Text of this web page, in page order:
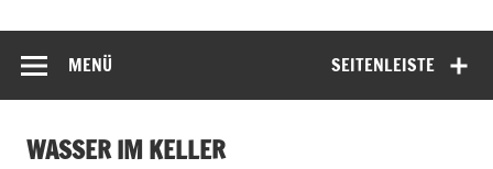
SEITENLEISTE
MENÜ
WASSER IM KELLER